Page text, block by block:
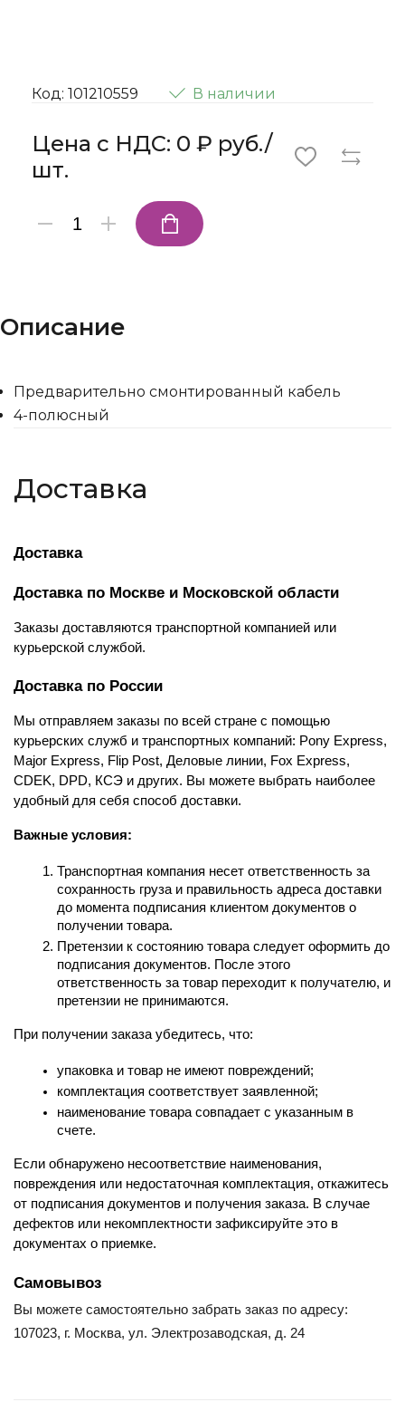
Код: 101210559 В наличии
Цена с НДС: 0 ₽ руб./
шт.
Описание
Предварительно смонтированный кабель
4-полюсный
Доставка
Доставка
Доставка по Москве и Московской области
Заказы доставляются транспортной компанией или
курьерской службой.
Доставка по России
Мы отправляем заказы по всей стране с помощью
курьерских служб и транспортных компаний: Pony Express,
Major Express, Flip Post, Деловые линии, Fox Express,
CDEK, DPD, КСЭ и других. Вы можете выбрать наиболее
удобный для себя способ доставки.
Важные условия:
Транспортная компания несет ответственность за
сохранность груза и правильность адреса доставки
до момента подписания клиентом документов о
получении товара.
Претензии к состоянию товара следует оформить до
подписания документов. После этого
ответственность за товар переходит к получателю, и
претензии не принимаются.
При получении заказа убедитесь, что:
упаковка и товар не имеют повреждений;
комплектация соответствует заявленной;
наименование товара совпадает с указанным в
счете.
Если обнаружено несоответствие наименования,
повреждения или недостаточная комплектация, откажитесь
от подписания документов и получения заказа. В случае
дефектов или некомплектности зафиксируйте это в
документах о приемке.
Самовывоз
Вы можете самостоятельно забрать заказ по адресу:
107023, г. Москва, ул. Электрозаводская, д. 24